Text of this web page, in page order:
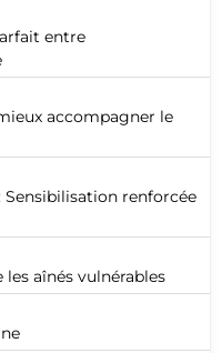
entre
accompagner le
Sensibilisation renforcée
aînés vulnérables